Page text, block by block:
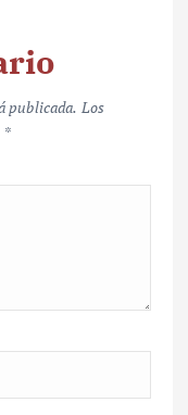
publicada. Los
*